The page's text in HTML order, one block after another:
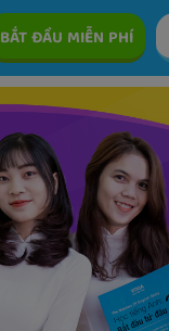
BẮT ĐẦU MIỄN PHÍ